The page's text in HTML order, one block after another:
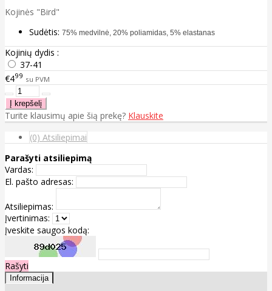
Kojinės "Bird"
Sudėtis: 75% medvilnė, 20% poliamidas, 5% elastanas
Kojinių dydis :
37-41
€499 su PVM
Turite klausimų apie šią prekę? Klauskite
(0) Atsiliepimai
Parašyti atsiliepimą
Vardas:
El. pašto adresas:
Atsiliepimas:
Įvertinimas:
Įveskite saugos kodą:
Rašyti
Informacija